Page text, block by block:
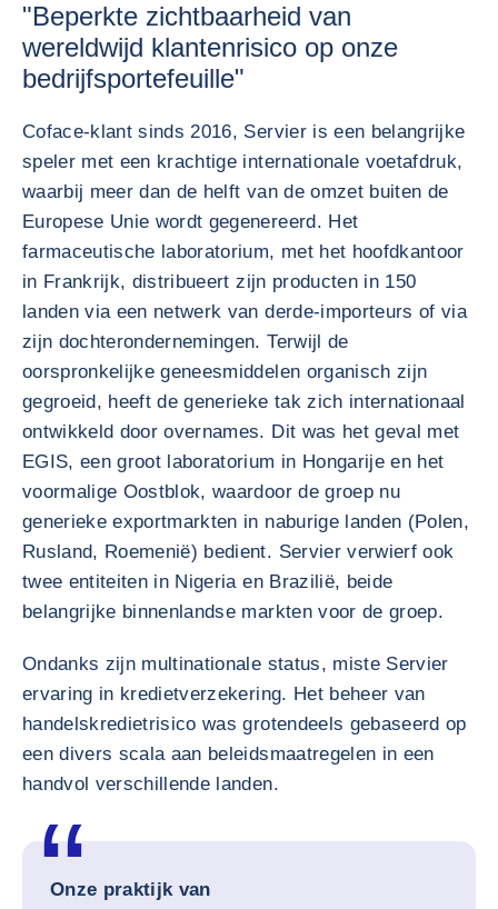
"Beperkte zichtbaarheid van
wereldwijd klantenrisico op onze
bedrijfsportefeuille"
Coface-klant sinds 2016, Servier is een belangrijke
speler met een krachtige internationale voetafdruk,
waarbij meer dan de helft van de omzet buiten de
Europese Unie wordt gegenereerd. Het
farmaceutische laboratorium, met het hoofdkantoor
in Frankrijk, distribueert zijn producten in 150
landen via een netwerk van derde-importeurs of via
zijn dochterondernemingen. Terwijl de
oorspronkelijke geneesmiddelen organisch zijn
gegroeid, heeft de generieke tak zich internationaal
ontwikkeld door overnames. Dit was het geval met
EGIS, een groot laboratorium in Hongarije en het
voormalige Oostblok, waardoor de groep nu
generieke exportmarkten in naburige landen (Polen,
Rusland, Roemenië) bedient. Servier verwierf ook
twee entiteiten in Nigeria en Brazilië, beide
belangrijke binnenlandse markten voor de groep.
Ondanks zijn multinationale status, miste Servier
ervaring in kredietverzekering. Het beheer van
handelskredietrisico was grotendeels gebaseerd op
een divers scala aan beleidsmaatregelen in een
handvol verschillende landen.
Onze praktijk van